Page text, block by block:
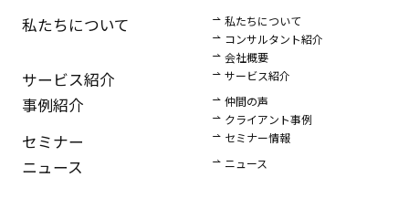
私たちについて
私たちについて
コンサルタント紹介
会社概要
サービス紹介 サービス紹介
事例紹介
仲間の声
クライアント事例
セミナー セミナー情報
ニュース ニュース